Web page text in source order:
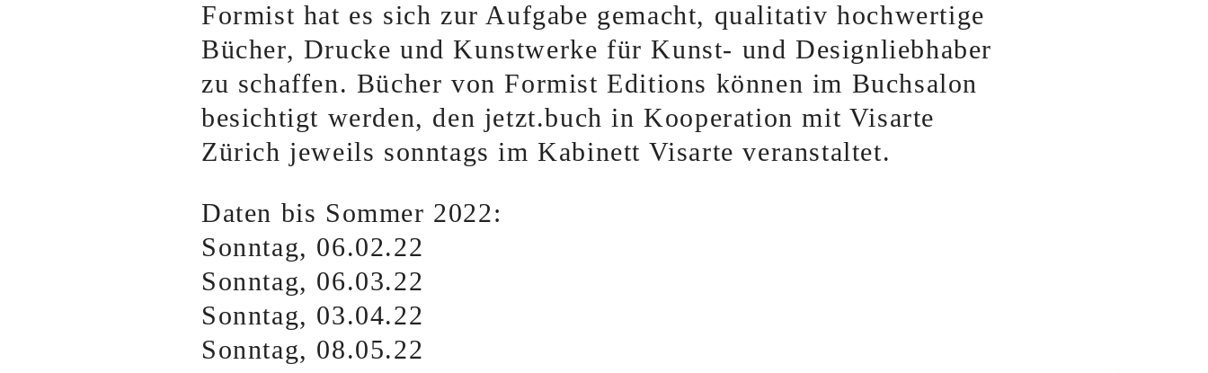
Formist hat es sich zur Aufgabe gemacht, qualitativ hochwertige
Bücher, Drucke und Kunstwerke für Kunst- und Designliebhaber
zu schaffen. Bücher von Formist Editions können im Buchsalon
besichtigt werden, den jetzt.buch in Kooperation mit Visarte
Zürich jeweils sonntags im Kabinett Visarte veranstaltet.
Daten bis Sommer 2022:
Sonntag, 06.02.22
Sonntag, 06.03.22
Sonntag, 03.04.22
Sonntag, 08.05.22